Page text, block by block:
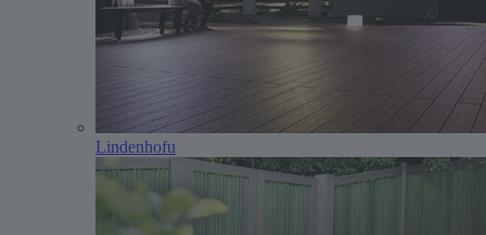
Lindenhofu